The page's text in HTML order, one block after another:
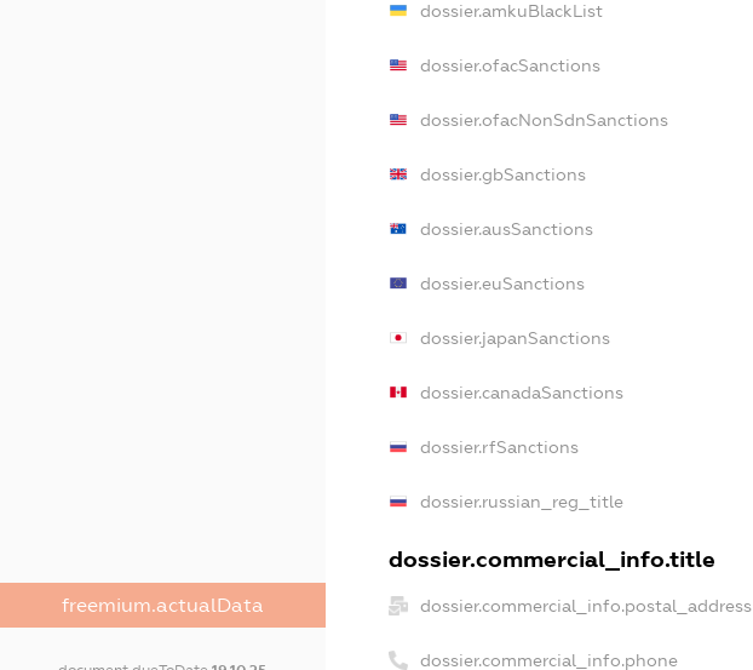
freemium.actualData
dossier.amkuBlackList
dossier.ofacSanctions
dossier.ofacNonSdnSanctions
dossier.gbSanctions
dossier.ausSanctions
dossier.euSanctions
dossier.japanSanctions
dossier.canadaSanctions
dossier.rfSanctions
dossier.russian_reg_title
dossier.commercial_info.title
dossier.commercial_info.postal_address
dossier.commercial_info.phone